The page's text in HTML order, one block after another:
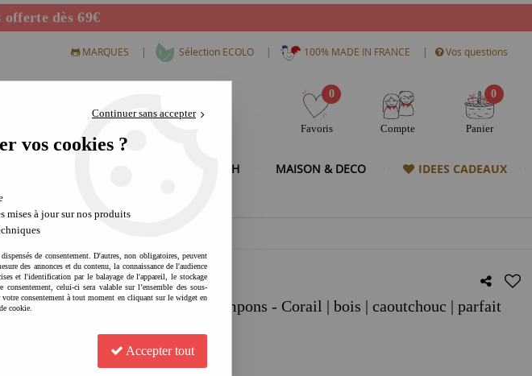
dès 69€
MARQUES | Sélection ECOLO | 100% MADE IN FRANCE | Vos questions
0
Favoris Compte
0
Panier
MODE & HIGH TECH MAISON & DECO IDEES CADEAUX
AND MINE Catapulte lance-pompons - Corail | bois | caoutchouc | parfait
Soyez le premier à donner votre avis !
Continuer sans accepter
vos cookies ?
mises à jour sur nos produits
de consentement. D'autres, non obligatoires, peuvent
des annonces et du contenu, la connaissance de l'audience
et l'identification par le balayage de l'appareil, le stockage
celui-ci sera valable sur l’ensemble des sous-
consentement à tout moment en cliquant sur le widget en
cookie.
Accepter tout